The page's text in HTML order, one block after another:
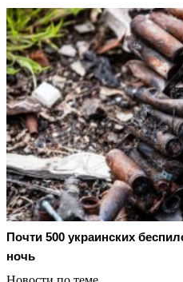
Почти 500 украинских
ночь